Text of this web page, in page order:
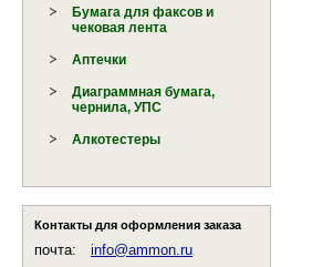
Бумага для факсов и
чековая лента
Аптечки
Диаграммная бумага,
чернила, УПС
Алкотестеры
Контакты для оформления заказа
почта:
info@ammon.ru